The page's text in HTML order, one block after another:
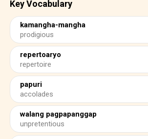
Key Vocabulary
kamangha-mangha
prodigious
repertoaryo
repertoire
papuri
accolades
walang pagpapanggap
unpretentious